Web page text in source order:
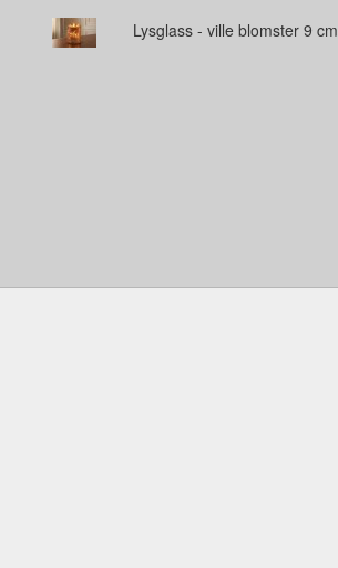
Lysglass - ville blomster 9 cm